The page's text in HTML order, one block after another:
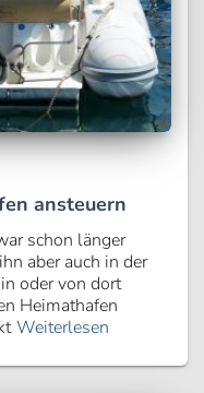
ansteuern
schon länger
aber auch in der
oder von dort
Heimathafen
Weiterlesen